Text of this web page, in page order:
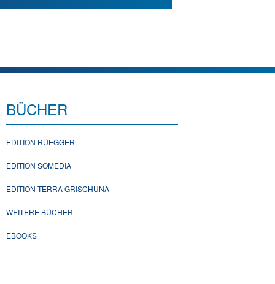
BÜCHER
EDITION RÜEGGER
EDITION SOMEDIA
EDITION TERRA GRISCHUNA
WEITERE BÜCHER
EBOOKS